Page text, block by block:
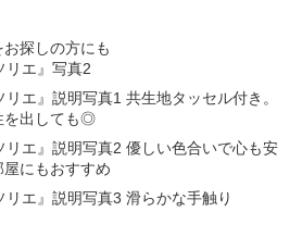
探しの方にも
共生地タッセル付き。
を出しても◎
優しい色合いで心も安
にもおすすめ
滑らかな手触り